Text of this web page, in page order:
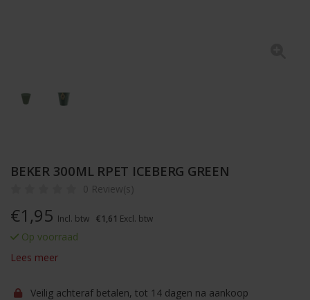
BEKER 300ML RPET ICEBERG GREEN
0 Review(s)
€1,95 Incl. btw €1,61 Excl. btw
Op voorraad
Lees meer
Veilig achteraf betalen, tot 14 dagen na aankoop